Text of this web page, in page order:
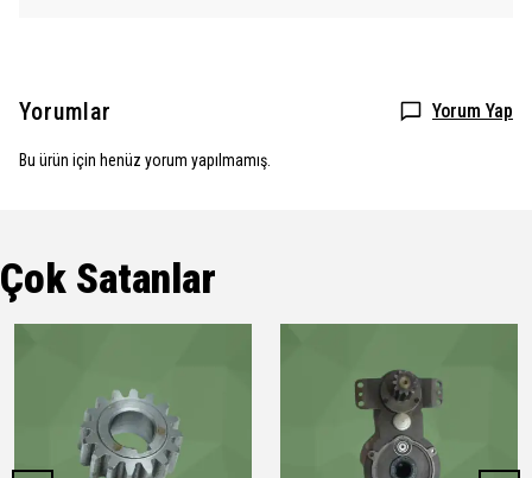
Yorumlar Yorum Yap
Bu ürün için henüz yorum yapılmamış.
Çok Satanlar